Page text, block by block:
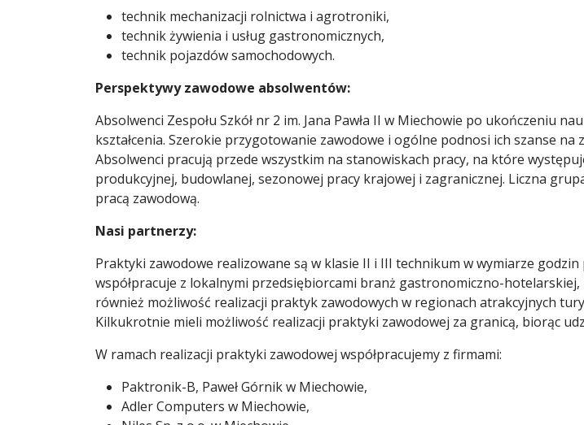
technik mechanizacji rolnictwa i agrotroniki,
technik żywienia i usług gastronomicznych,
technik pojazdów samochodowych.
Perspektywy zawodowe absolwentów:
Absolwenci Zespołu Szkół nr 2 im. Jana Pawła II w Miechowie po ukończeniu
kształcenia. Szerokie przygotowanie zawodowe i ogólne podnosi ich szanse
Absolwenci pracują przede wszystkim na stanowiskach pracy, na które
produkcyjnej, budowlanej, sezonowej pracy krajowej i zagranicznej. Liczna
pracą zawodową.
Nasi partnerzy:
Praktyki zawodowe realizowane są w klasie II i III technikum w wymiarze
współpracuje z lokalnymi przedsiębiorcami branż gastronomiczno-
również możliwość realizacji praktyk zawodowych w regionach atrakcyjnych
Kilkukrotnie mieli możliwość realizacji praktyki zawodowej za granicą, biorąc
W ramach realizacji praktyki zawodowej współpracujemy z firmami:
Paktronik-B, Paweł Górnik w Miechowie,
Adler Computers w Miechowie,